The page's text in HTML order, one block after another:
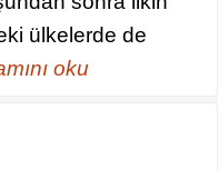
ülkelerde de
oku